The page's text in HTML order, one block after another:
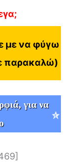
με να φύγω
παρακαλώ)
για να